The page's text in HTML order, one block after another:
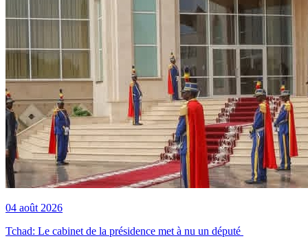
04 août 2026
Tchad: Le cabinet de la présidence met à nu un député